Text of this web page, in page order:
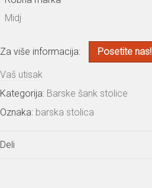
Midj
Za više informacija: Posetite nas!
Vaš utisak
Kategorija: Barske šank stolice
Oznaka: barska stolica
Deli